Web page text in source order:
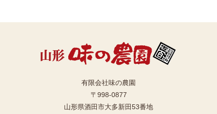
有限会社味の農園
〒998-0877
山形県酒田市大多新田53番地